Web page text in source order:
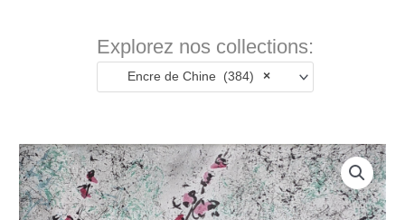
Explorez nos collections:
×
Encre de Chine (384)
quantité
de
"P: